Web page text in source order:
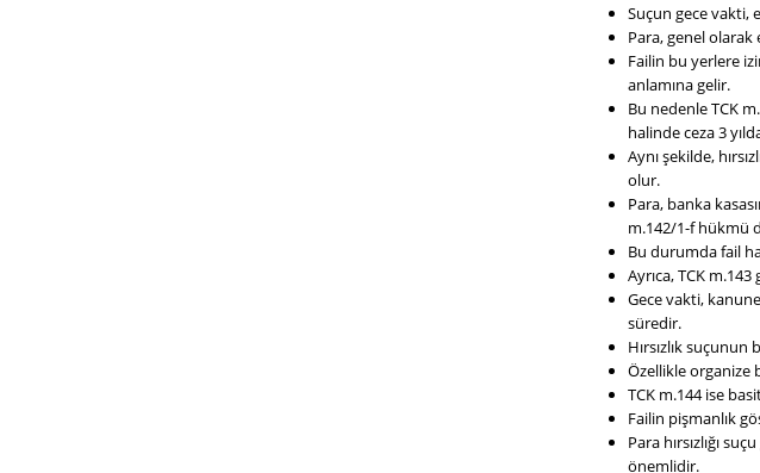
Suçun gece vakti,
Para, genel
Failin bu yerlere
anlamına gelir.
Bu nedenle TCK
halinde ceza 3
Aynı şekilde,
olur.
Para, banka
m.142/1-f hükmü
Bu durumda fail
Ayrıca, TCK
Gece vakti,
süredir.
Hırsızlık suçunun
Özellikle organize
TCK m.144 ise
Failin pişmanlık
Para hırsızlığı
önemlidir.